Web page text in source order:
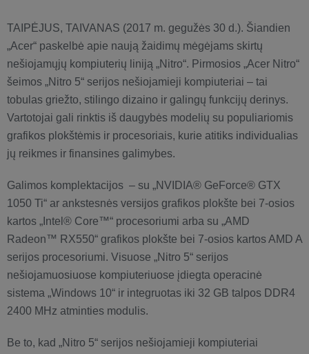
TAIPĖJUS, TAIVANAS (2017 m. gegužės 30 d.). Šiandien
„Acer“ paskelbė apie naują žaidimų mėgėjams skirtų
nešiojamųjų kompiuterių liniją „Nitro“. Pirmosios „Acer Nitro“
šeimos „Nitro 5“ serijos nešiojamieji kompiuteriai – tai
tobulas griežto, stilingo dizaino ir galingų funkcijų derinys.
Vartotojai gali rinktis iš daugybės modelių su populiariomis
grafikos plokštėmis ir procesoriais, kurie atitiks individualias
jų reikmes ir finansines galimybes.
Galimos komplektacijos – su „NVIDIA® GeForce® GTX
1050 Ti“ ar ankstesnės versijos grafikos plokšte bei 7-osios
kartos „Intel® Core™“ procesoriumi arba su „AMD
Radeon™ RX550“ grafikos plokšte bei 7-osios kartos AMD A
serijos procesoriumi. Visuose „Nitro 5“ serijos
nešiojamuosiuose kompiuteriuose įdiegta operacinė
sistema „Windows 10“ ir integruotas iki 32 GB talpos DDR4
2400 MHz atminties modulis.
Be to, kad „Nitro 5“ serijos nešiojamieji kompiuteriai